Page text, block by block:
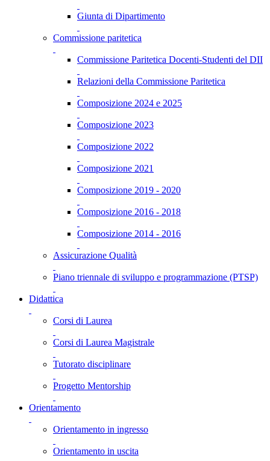
Giunta di Dipartimento
Commissione paritetica
Commissione Paritetica Docenti-Studenti del DII
Relazioni della Commissione Paritetica
Composizione 2024 e 2025
Composizione 2023
Composizione 2022
Composizione 2021
Composizione 2019 - 2020
Composizione 2016 - 2018
Composizione 2014 - 2016
Assicurazione Qualità
Piano triennale di sviluppo e programmazione (PTSP)
Didattica
Corsi di Laurea
Corsi di Laurea Magistrale
Tutorato disciplinare
Progetto Mentorship
Orientamento
Orientamento in ingresso
Orientamento in uscita